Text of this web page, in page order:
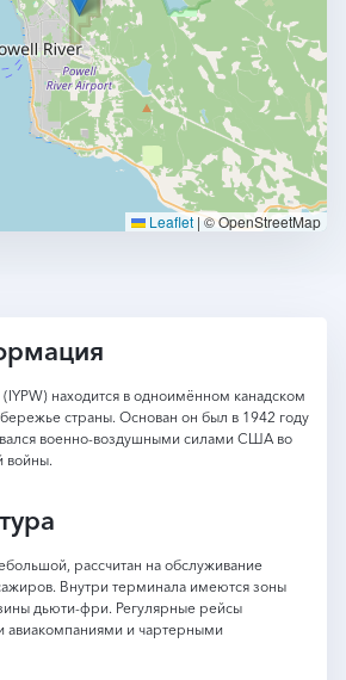
Leaflet | © OpenStreetMap
находится в одноимённом канадском
страны. Основан он был в 1942 году
военно-воздушными силами США во
войны.
рассчитан на обслуживание
Внутри терминала имеются зоны
дьюти-фри. Регулярные рейсы
авиакомпаниями и чартерными